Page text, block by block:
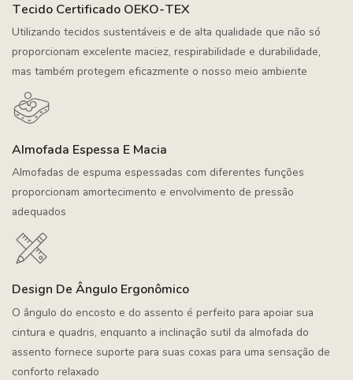
Tecido Certificado OEKO-TEX
Utilizando tecidos sustentáveis e de alta qualidade que não só
proporcionam excelente maciez, respirabilidade e durabilidade,
mas também protegem eficazmente o nosso meio ambiente
Almofada Espessa E Macia
Almofadas de espuma espessadas com diferentes funções
proporcionam amortecimento e envolvimento de pressão
adequados
Design De Ângulo Ergonômico
O ângulo do encosto e do assento é perfeito para apoiar sua
cintura e quadris, enquanto a inclinação sutil da almofada do
assento fornece suporte para suas coxas para uma sensação de
conforto relaxado